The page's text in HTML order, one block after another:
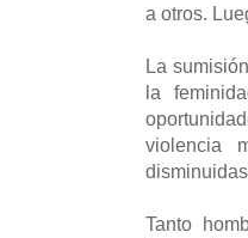
a otros.
La
la
violencia
Tanto